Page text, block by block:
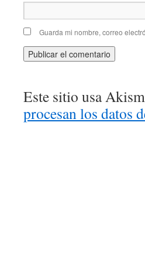
Guarda mi nombre, correo
Este sitio usa
procesan los datos